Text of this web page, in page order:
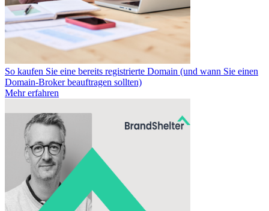
So kaufen Sie eine bereits registrierte Domain (und wann Sie einen
Domain-Broker beauftragen sollten)
Mehr erfahren